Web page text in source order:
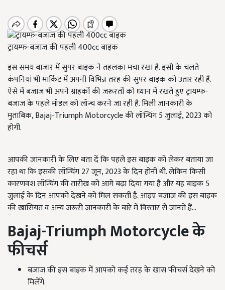
ट्रायम्फ-बजाज की पहली 400cc बाइक
इस समय बाजार में सुपर बाइक ने तहलका मचा रखा है. इसी के चलते
कंपनियां भी मार्किट में अपनी विभिन्न तरह की सुपर बाइक को उतार रही हैं.
ऐसे में बजाज भी अपने ग्राहकों की जरूरतों को ध्यान में रखते हुए ट्रायम्फ-
बजाज के पहले मॉडल को लॉन्च करने जा रही है. मिली जानकारी के
मुताबिक, Bajaj-Triumph Motorcycle की लॉन्चिंग 5 जुलाई, 2023 को
होगी.
आपकी जानकारी के लिए बता दें कि पहले इस बाइक को लेकर बताया जा
रहा था कि इसकी लॉन्चिंग 27 जून,2023 के दिन होनी थी. लेकिन किसी
कारणवश लॉन्चिंग की तारीख को आगे बढ़ा दिया गया है और यह बाइक 5
जुलाई के दिन आपको देखने को मिल सकती है. आइए बजाज की इस बाइक
की खासियत व अन्य जरूरी जानकारी के बारे में विस्तार से जानते हैं...
Bajaj-Triumph Motorcycleके
फीचर्स
बजाज की इस बाइक में आपको कई तरह के खास फीचर्स देखने को
मिलेंगे.